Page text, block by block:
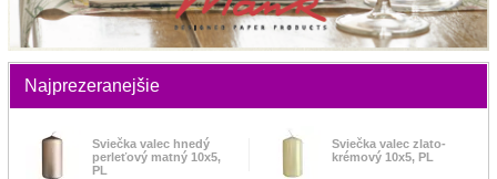
Najprezeranejšie
Sviečka valec hnedý
perleťový matný 10x5,
PL
Sviečka valec zlato-
krémový 10x5, PL